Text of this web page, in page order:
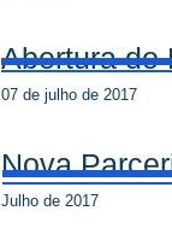
Abertura do
07 de julho de 2017
Nova
Julho de 2017